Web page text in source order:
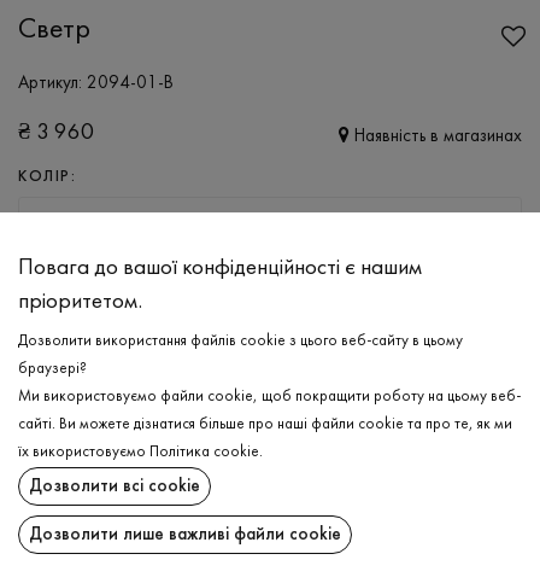
Светр
Артикул: 2094-01-B
₴ 3 960 Наявність в магазинах
КОЛІР:
ДОДАТИ ДО КОШИКА
ОБЕРІТЬ РОЗМІР
Светр
ДОДАТИ ДО КОШИКА
ОПИС
Повага до вашої конфіденційності є нашим
пріоритетом.
Дозволити використання файлів cookie з цього веб-сайту в цьому
браузері?
Ми використовуємо файли cookie, щоб покращити роботу на цьому веб-
сайті. Ви можете дізнатися більше про наші файли cookie та про те, як ми
їх використовуємо
Політика cookie.
Дозволити всі cookie
Дозволити лише важливі файли cookie